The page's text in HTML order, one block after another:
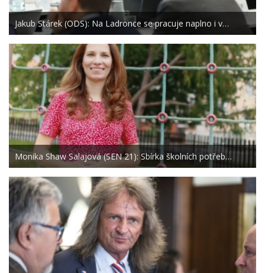
Jakub Stárek (ODS): Na Ladronce se pracuje naplno i v…
Monika Shaw Salajová (SEN 21): Sbírka školních potřeb…